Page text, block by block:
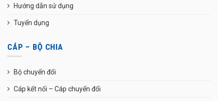
Hướng dẫn sử dụng
Tuyển dụng
CÁP – BỘ CHIA
Bộ chuyển đổi
Cáp kết nối – Cáp chuyển đổi